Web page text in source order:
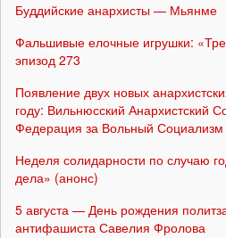
Буддийские анархисты — Мьянме
Фальшивые елочные игрушки:
эпизод 273
Появление двух новых
году: Вильнюсский Анархистский
Федерация за Вольный Социализм
Неделя солидарности по случаю
дела» (анонс)
5 августа — День рождения
антифашиста Савелия Фролова